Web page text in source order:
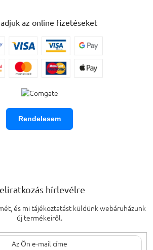
az online fizetéseket
Rendelesem
hírlevélre
és mi tájékoztatást küldünk webáruházunk
új termékeiről.